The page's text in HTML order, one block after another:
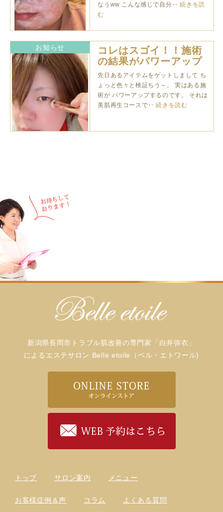
なうww こんな感じで自分‥続きを読
む
お知らせ
コレはスゴイ！！施術
の結果がパワーアップ
します。
先日あるアイテムをゲットしまして ち
ょっと色々と検証ちう～。 実はある施
術が パワーアップするのです。 それは
美肌再生コースで‥続きを読む
新潟県長岡市トラブル肌改善の専門家「白井弥衣」
によるエステサロン Belle etoile（ベル・エトワール)
トップ サロン案内 メニュー
お客様症例＆声 コラム よくある質問